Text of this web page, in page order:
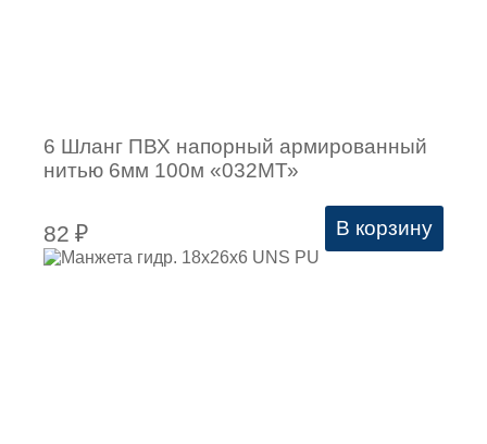
6 Шланг ПВХ напорный армированный
нитью 6мм 100м «032МТ»
82 ₽ В корзину